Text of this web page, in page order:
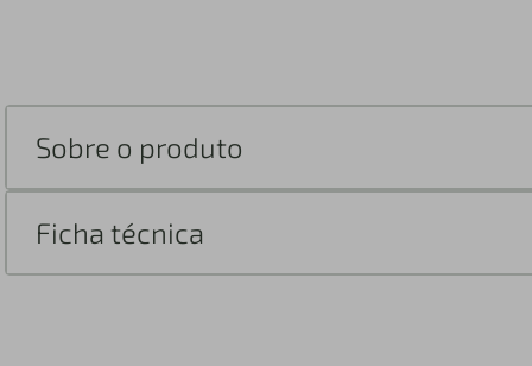
Sobre o produto
Ficha técnica